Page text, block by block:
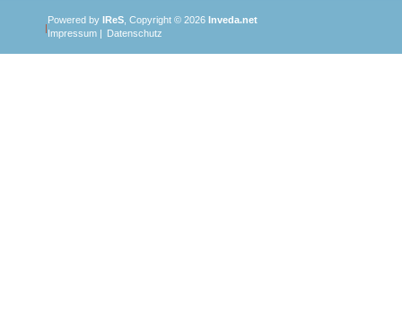
|
Powered by IReS , Copyright © 2026 Inveda.net
Impressum | Datenschutz